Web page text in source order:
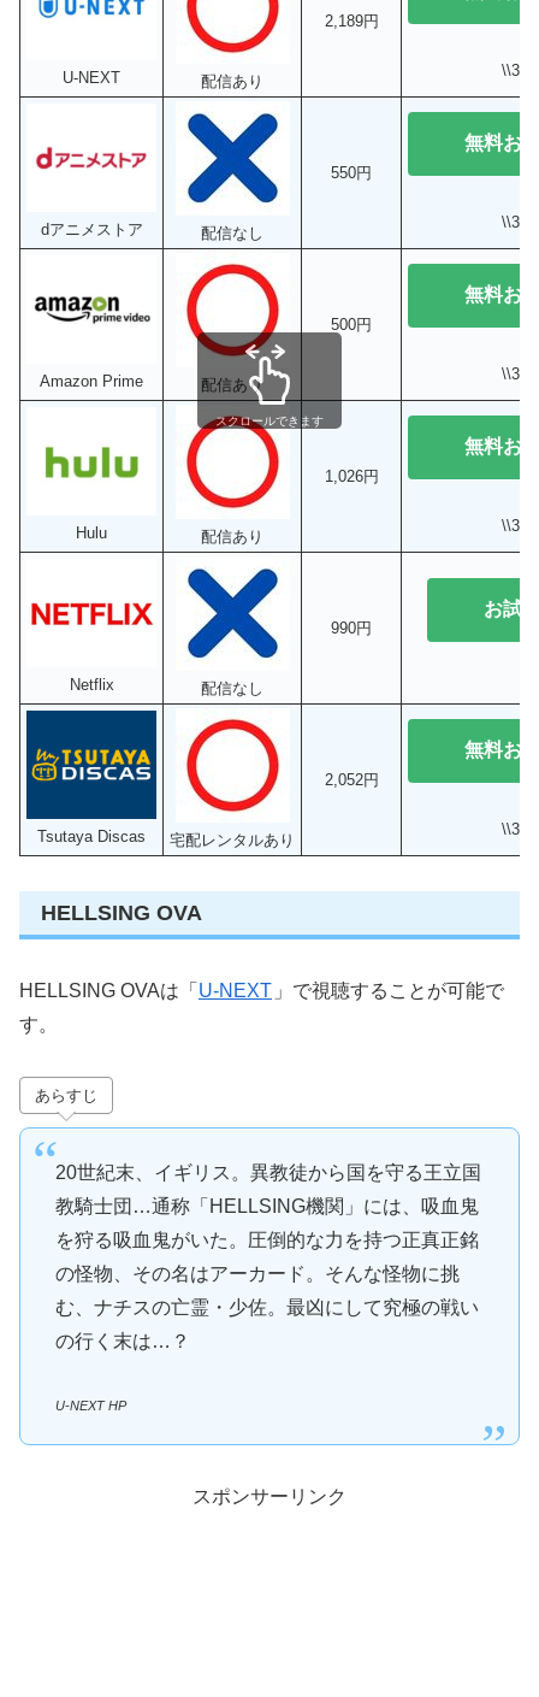
U-NEXT 配信あり
2,189円
\\31
dアニメストア 配信なし
550円
無料お
\\31
Amazon Prime 配信あり
500円
無料お
\\30
Hulu 配信あり
1,026円
無料お
\\31
Netflix 配信なし
990円
お試
Tsutaya Discas 宅配レンタルあり
2,052円
無料お
\\30
スクロールできます
HELLSING OVA
HELLSING OVAは「 U-NEXT 」で視聴することが可能で
す。
あらすじ
20世紀末、イギリス。異教徒から国を守る王立国
教騎士団…通称「HELLSING機関」には、吸血鬼
を狩る吸血鬼がいた。圧倒的な力を持つ正真正銘
の怪物、その名はアーカード。そんな怪物に挑
む、ナチスの亡霊・少佐。最凶にして究極の戦い
の行く末は…？
U-NEXT HP
スポンサーリンク